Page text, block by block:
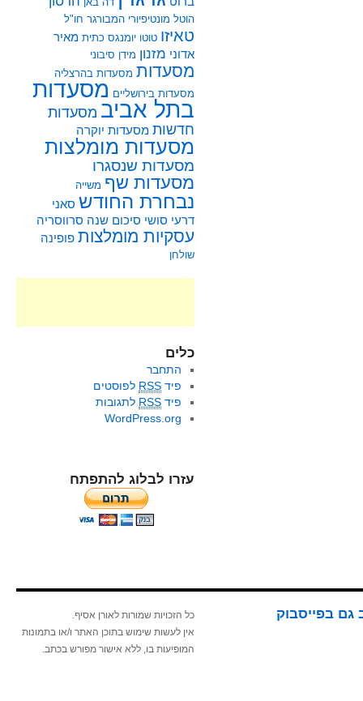
הוטל מונטיפיורי המבורגר חו"ל
טאיזו טוטו יומנגס כתית מאיר
אדוני מזנון מידן סיבוני
מסעדות מסעדות בהרצליה
מסעדות בירושליים מסעדות
בתל אביב מסעדות
חדשות מסעדות יוקרה
מסעדות מומלצות
מסעדות שנסגרו
מסעדות שף משייה
נבחרת החודש סאני
דרעי סושי סיכום שנה סרווסריה
עסקיות מומלצות פופינה
שולחן
כלים
התחבר
פיד RSS לפוסטים
פיד RSS לתגובות
WordPress.org
עזרו לבלוג להתפתח
גם בפייסבוק
כל הזכויות שמורות לאורן אסיף.
אין לעשות שימוש בתוכן האתר ו/או בתמונות
המופיעות בו, ללא אישור מפורש בכתב.